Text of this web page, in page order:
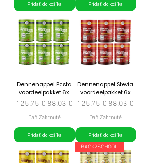
Pridať do košíka Pridať do košíka
Dennenappel Pasta
voordeelpakket 6x
Normálna cena
125,75 € Zľavnená cena
88,03 €
Daň Zahrnuté
Pridať do košíka
Dennenappel Stevia
voordeelpakket 6x
Normálna cena
125,75 € Zľavnená cena
88,03 €
Daň Zahrnuté
Pridať do košíka
BACK2SCHOOL